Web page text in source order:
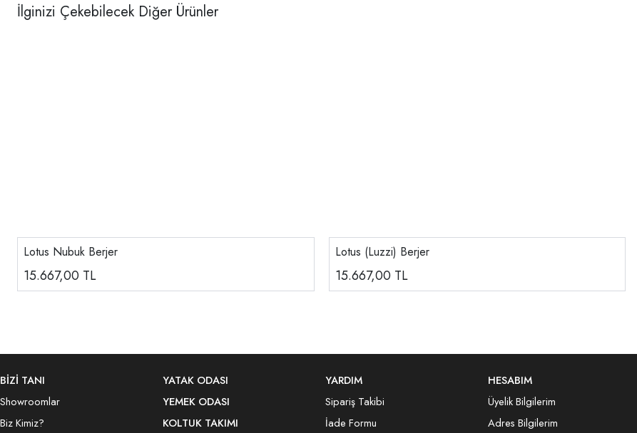
İlginizi Çekebilecek Diğer Ürünler
Lotus Nubuk Berjer
15.667,00 TL
Lotus (Luzzi) Berjer
15.667,00 TL
BİZİ TANI
Showroomlar
Biz Kimiz?
YATAK ODASI
YEMEK ODASI
KOLTUK TAKIMI
YARDIM
Sipariş Takibi
İade Formu
HESABIM
Üyelik Bilgilerim
Adres Bilgilerim